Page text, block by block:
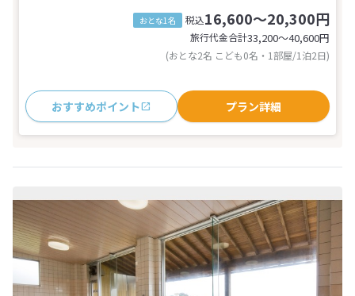
おとな1名 税込16,600～20,300円
旅行代金合計33,200〜40,600円
(おとな2名 こども0名・1部屋/1泊2日)
おすすめポイント プラン詳細